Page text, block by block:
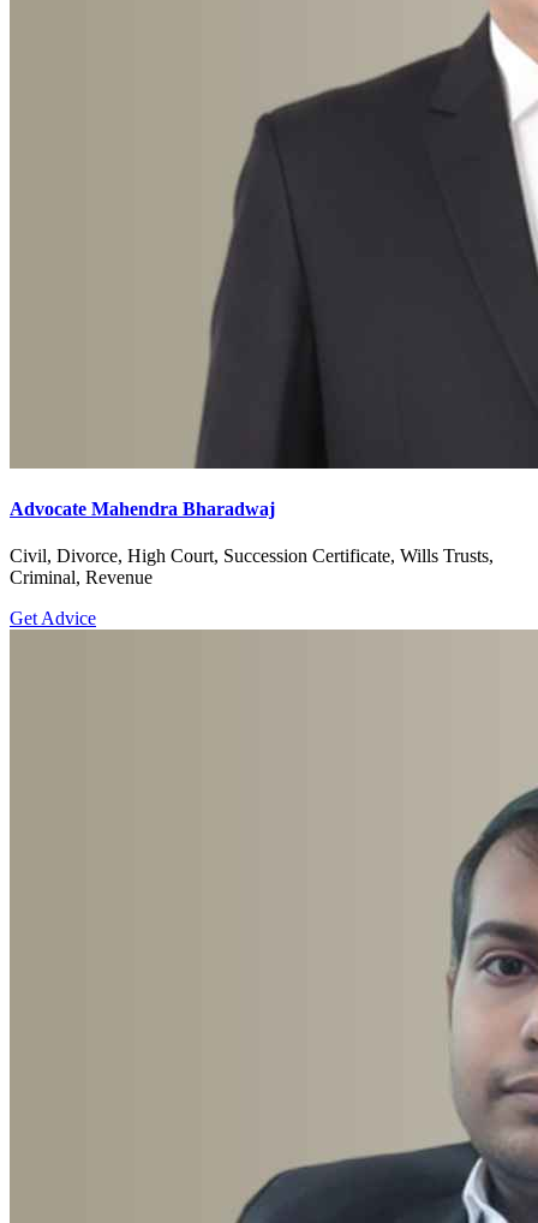
Advocate Mahendra Bharadwaj
Civil, Divorce, High Court, Succession Certificate, Wills Trusts,
Criminal, Revenue
Get Advice